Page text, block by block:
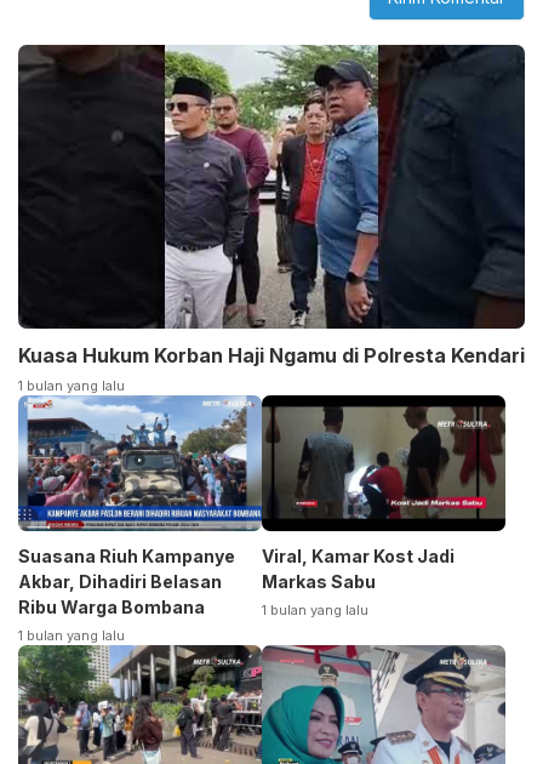
Kuasa Hukum Korban Haji Ngamu di Polresta Kendari
1 bulan yang lalu
Suasana Riuh Kampanye
Akbar, Dihadiri Belasan
Ribu Warga Bombana
1 bulan yang lalu
Viral, Kamar Kost Jadi
Markas Sabu
1 bulan yang lalu